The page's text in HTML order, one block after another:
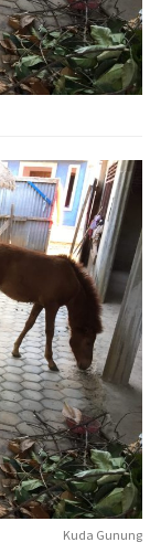
Kuda Gunung